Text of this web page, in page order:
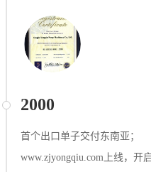
2000
首个出口单子交付东南亚；
www.zjyongqiu.com上线，开